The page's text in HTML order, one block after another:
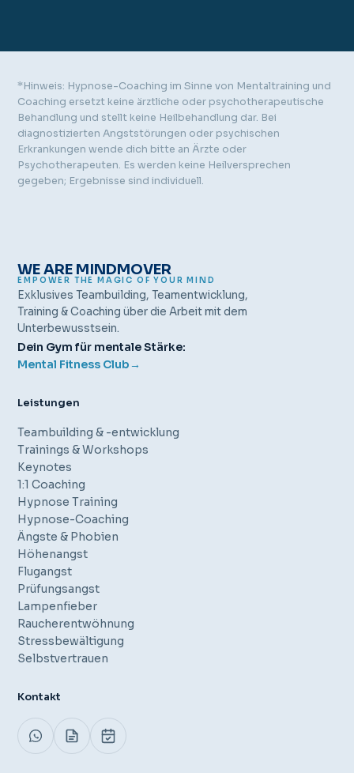
*Hinweis: Hypnose-Coaching im Sinne von Mentaltraining und
Coaching ersetzt keine ärztliche oder psychotherapeutische
Behandlung und stellt keine Heilbehandlung dar. Bei
diagnostizierten Angststörungen oder psychischen
Erkrankungen wende dich bitte an Ärzte oder
Psychotherapeuten. Es werden keine Heilversprechen
gegeben; Ergebnisse sind individuell.
WE ARE MINDMOVER
EMPOWER THE MAGIC OF YOUR MIND
Exklusives Teambuilding, Teamentwicklung,
Training & Coaching über die Arbeit mit dem
Unterbewusstsein.
Dein Gym für mentale Stärke:
Mental Fitness Club→
Leistungen
Teambuilding & -entwicklung
Trainings & Workshops
Keynotes
1:1 Coaching
Hypnose Training
Hypnose-Coaching
Ängste & Phobien
Höhenangst
Flugangst
Prüfungsangst
Lampenfieber
Raucherentwöhnung
Stressbewältigung
Selbstvertrauen
Kontakt